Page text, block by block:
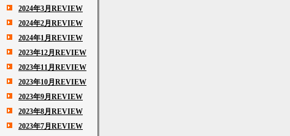
2024年3月REVIEW
2024年2月REVIEW
2024年1月REVIEW
2023年12月REVIEW
2023年11月REVIEW
2023年10月REVIEW
2023年9月REVIEW
2023年8月REVIEW
2023年7月REVIEW